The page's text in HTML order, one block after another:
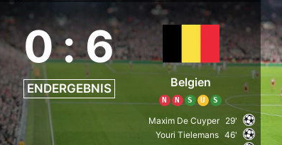
0:6
ENDERGEBNIS Belgien
N N S U S
Maxim De Cuyper 29'
Youri Tielemans 46'